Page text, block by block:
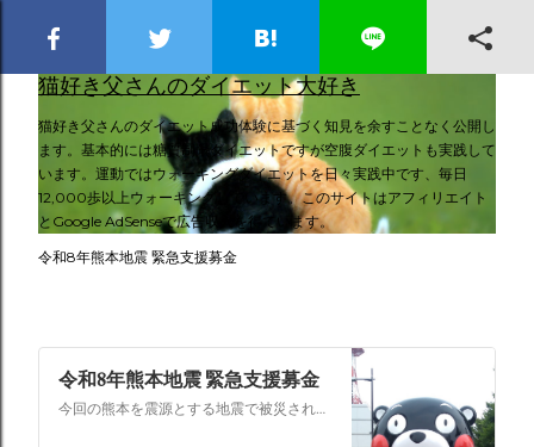
スキップしてメイン コンテンツに移動
猫好き父さんのダイエット大好き
猫好き父さんのダイエット成功体験に基づく知見を余すことなく公開し
ます。基本的には糖質制限ダイエットですが空腹ダイエットも実践して
います。運動ではウォーキングダイエットを日々実践中です、毎日
12,000歩以上ウォーキングしています。このサイトはアフィリエイト
とGoogle AdSenseで広告収入を得ています。
令和8年熊本地震 緊急支援募金
令和8年熊本地震 緊急支援募金
今回の熊本を震源とする地震で被災された皆さままだまだ余震も続き大変な時間を過ごされていると思います。心よりお見舞い申し上げます